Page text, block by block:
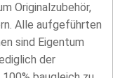
Originalzubehör,
Alle aufgeführten
sind Eigentum
der